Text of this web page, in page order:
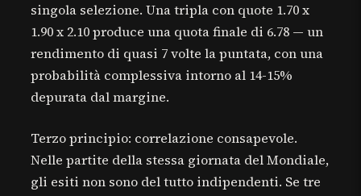
singola selezione. Una tripla con quote 1.70 x
1.90 x 2.10 produce una quota finale di 6.78 — un
rendimento di quasi 7 volte la puntata, con una
probabilità complessiva intorno al 14-15%
depurata dal margine.
Terzo principio: correlazione consapevole.
Nelle partite della stessa giornata del Mondiale,
gli esiti non sono del tutto indipendenti. Se tre